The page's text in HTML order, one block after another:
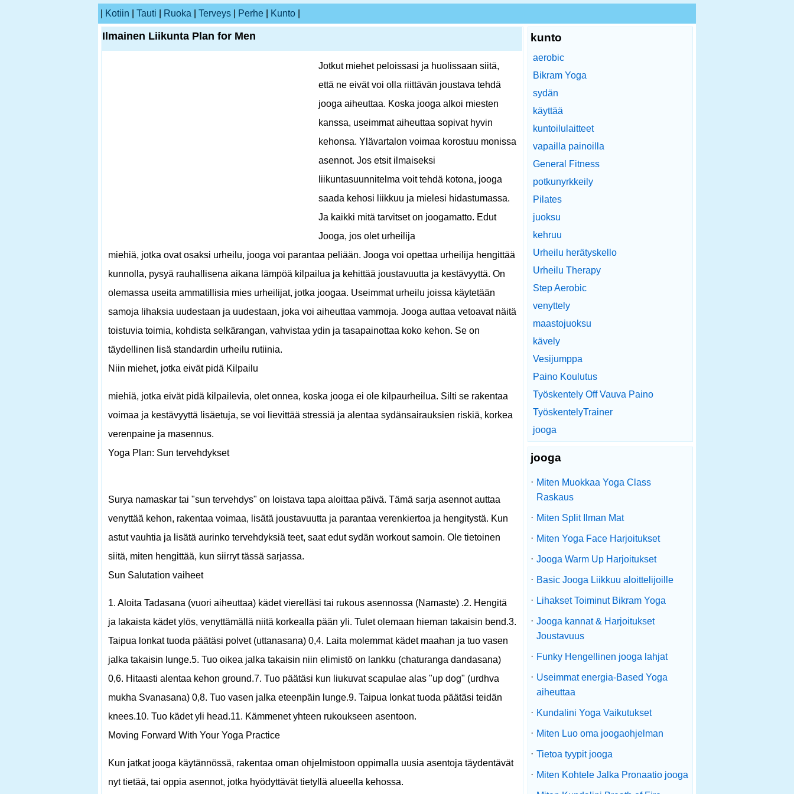
Kotiin Tauti Ruoka Terveys Perhe Kunto
Ilmainen Liikunta Plan for Men
Jotkut miehet peloissasi ja huolissaan siitä,
että ne eivät voi olla riittävän joustava tehdä
jooga aiheuttaa. Koska jooga alkoi miesten
kanssa, useimmat aiheuttaa sopivat hyvin
kehonsa. Ylävartalon voimaa korostuu monissa
asennot. Jos etsit ilmaiseksi
liikuntasuunnitelma voit tehdä kotona, jooga
saada kehosi liikkuu ja mielesi hidastumassa.
Ja kaikki mitä tarvitset on joogamatto. Edut
Jooga, jos olet urheilija
miehiä, jotka ovat osaksi urheilu, jooga voi parantaa peliään. Jooga voi opettaa urheilija hengittää
kunnolla, pysyä rauhallisena aikana lämpöä kilpailua ja kehittää joustavuutta ja kestävyyttä. On
olemassa useita ammatillisia mies urheilijat, jotka joogaa. Useimmat urheilu joissa käytetään
samoja lihaksia uudestaan ​​ja uudestaan, joka voi aiheuttaa vammoja. Jooga auttaa vetoavat näitä
toistuvia toimia, kohdista selkärangan, vahvistaa ydin ja tasapainottaa koko kehon. Se on
täydellinen lisä standardin urheilu rutiinia.
Niin miehet, jotka eivät pidä Kilpailu
miehiä, jotka eivät pidä kilpailevia, olet onnea, koska jooga ei ole kilpaurheilua. Silti se rakentaa
voimaa ja kestävyyttä lisäetuja, se voi lievittää stressiä ja alentaa sydänsairauksien riskiä, ​​korkea
verenpaine ja masennus.
Yoga Plan: Sun tervehdykset
Surya namaskar tai "sun tervehdys" on loistava tapa aloittaa päivä. Tämä sarja asennot auttaa
venyttää kehon, rakentaa voimaa, lisätä joustavuutta ja parantaa verenkiertoa ja hengitystä. Kun
astut vauhtia ja lisätä aurinko tervehdyksiä teet, saat edut sydän workout samoin. Ole tietoinen
siitä, miten hengittää, kun siirryt tässä sarjassa.
Sun Salutation vaiheet
1. Aloita Tadasana (vuori aiheuttaa) kädet vierelläsi tai rukous asennossa (Namaste) .2. Hengitä
ja lakaista kädet ylös, venyttämällä niitä korkealla pään yli. Tulet olemaan hieman takaisin bend.3.
Taipua lonkat tuoda päätäsi polvet (uttanasana) 0,4. Laita molemmat kädet maahan ja tuo vasen
jalka takaisin lunge.5. Tuo oikea jalka takaisin niin elimistö on lankku (chaturanga dandasana)
0,6. Hitaasti alentaa kehon ground.7. Tuo päätäsi kun liukuvat scapulae alas "up dog" (urdhva
mukha Svanasana) 0,8. Tuo vasen jalka eteenpäin lunge.9. Taipua lonkat tuoda päätäsi teidän
knees.10. Tuo kädet yli head.11. Kämmenet yhteen rukoukseen asentoon.
Moving Forward With Your Yoga Practice
Kun jatkat jooga käytännössä, rakentaa oman ohjelmistoon oppimalla uusia asentoja täydentävät
nyt tietää, tai oppia asennot, jotka hyödyttävät tietyllä alueella kehossa.
kunto
aerobic
Bikram Yoga
sydän
käyttää
kuntoilulaitteet
vapailla painoilla
General Fitness
potkunyrkkeily
Pilates
juoksu
kehruu
Urheilu herätyskello
Urheilu Therapy
Step Aerobic
venyttely
maastojuoksu
kävely
Vesijumppa
Paino Koulutus
Työskentely Off Vauva Paino
TyöskentelyTrainer
jooga
jooga
· Miten Muokkaa Yoga Class
Raskaus
· Miten Split Ilman Mat
· Miten Yoga Face Harjoitukset
· Jooga Warm Up Harjoitukset
· Basic Jooga Liikkuu aloittelijoille
· Lihakset Toiminut Bikram Yoga
· Jooga kannat & Harjoitukset
Joustavuus
· Funky Hengellinen jooga lahjat
· Useimmat energia-Based Yoga
aiheuttaa
· Kundalini Yoga Vaikutukset
· Miten Luo oma joogaohjelman
· Tietoa tyypit jooga
· Miten Kohtele Jalka Pronaatio jooga